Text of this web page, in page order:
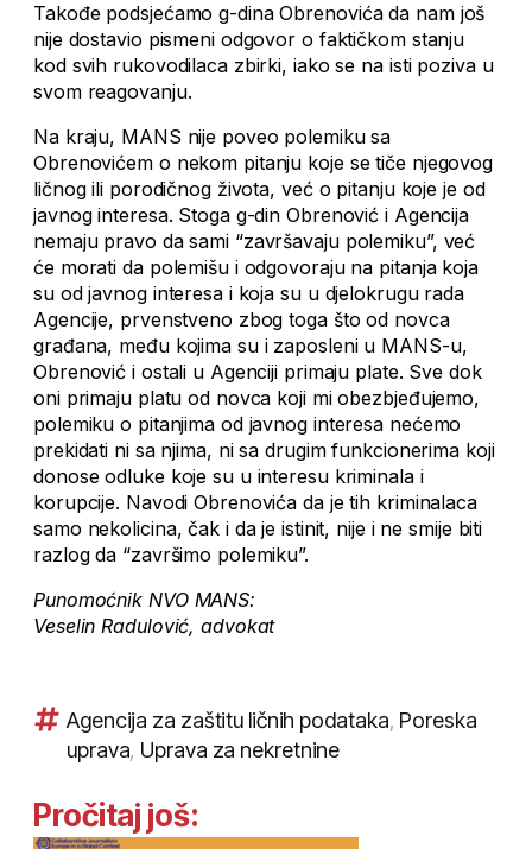
Takođe podsjećamo g-dina Obrenovića da nam još
nije dostavio pismeni odgovor o faktičkom stanju
kod svih rukovodilaca zbirki, iako se na isti poziva u
svom reagovanju.
Na kraju, MANS nije poveo polemiku sa
Obrenovićem o nekom pitanju koje se tiče njegovog
ličnog ili porodičnog života, već o pitanju koje je od
javnog interesa. Stoga g-din Obrenović i Agencija
nemaju pravo da sami “završavaju polemiku”, već
će morati da polemišu i odgovoraju na pitanja koja
su od javnog interesa i koja su u djelokrugu rada
Agencije, prvenstveno zbog toga što od novca
građana, među kojima su i zaposleni u MANS-u,
Obrenović i ostali u Agenciji primaju plate. Sve dok
oni primaju platu od novca koji mi obezbjeđujemo,
polemiku o pitanjima od javnog interesa nećemo
prekidati ni sa njima, ni sa drugim funkcionerima koji
donose odluke koje su u interesu kriminala i
korupcije. Navodi Obrenovića da je tih kriminalaca
samo nekolicina, čak i da je istinit, nije i ne smije biti
razlog da “završimo polemiku”.
Punomoćnik NVO MANS:
Veselin Radulović, advokat
Agencija za zaštitu ličnih podataka, Poreska
uprava, Uprava za nekretnine
Pročitaj još: